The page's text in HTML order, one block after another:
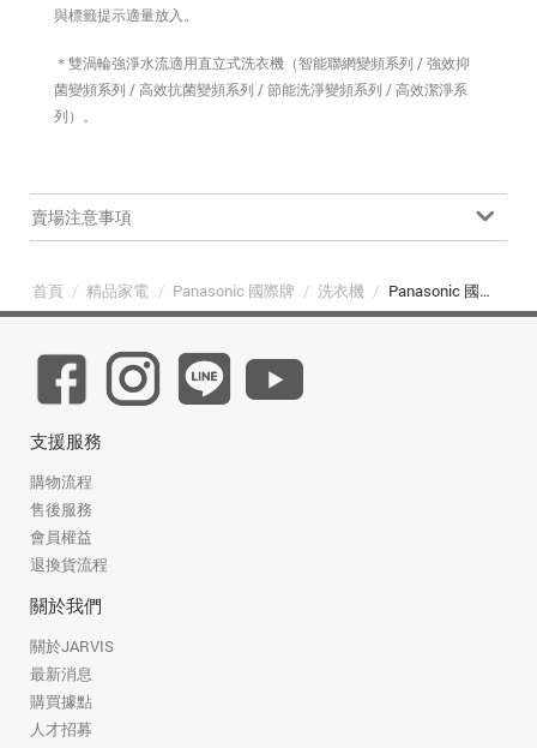
與標籤提示適量放入。
＊雙渦輪強淨水流適用直立式洗衣機（智能聯網變頻系列 / 強效抑
菌變頻系列 / 高效抗菌變頻系列 / 節能洗淨變頻系列 / 高效潔淨系
列）。
賣場注意事項
首頁 / 精品家電 / Panasonic 國際牌 / 洗衣機 / Panasonic 國際牌 NA-V170MTS-S 17公斤強效抑菌變頻直立式洗衣機 不鏽鋼
支援服務
購物流程
售後服務
會員權益
退換貨流程
關於我們
關於JARVIS
最新消息
購買據點
人才招募